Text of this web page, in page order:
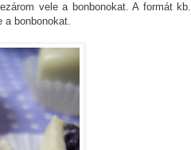
vele a bonbonokat. A formát kb.
a bonbonokat.